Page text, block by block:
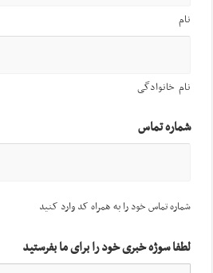
نام
نام خانوادگی
شماره تماس
شماره تماس خود را به همراه کد وارد کنید
لطفا سوژه خبری خود را برای ما بفرستید